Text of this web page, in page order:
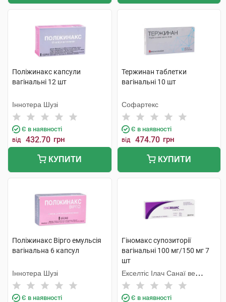
Поліжинакс капсули
вагінальні 12 шт
Іннотера Шузі
Є в наявності
від 432.70 грн
КУПИТИ
Тержинан таблетки
вагінальні 10 шт
Софартекс
Є в наявності
від 474.70 грн
КУПИТИ
Поліжинакс Вірго емульсія
вагінальна 6 капсул
Іннотера Шузі
Є в наявності
Гіномакс супозиторії
вагінальні 100 мг/150 мг 7
шт
Екселтіс Ілач Санаї ве
Тіджарет Анонім Шіркеті
Є в наявності